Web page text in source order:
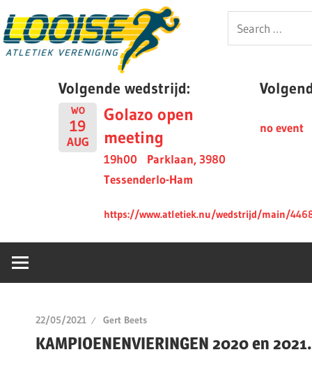
to
content
Looise
Search
for:
Volgende wedstrijd:
WO
19
AUG
Golazo open
meeting
19h00
Parklaan, 3980
Tessenderlo-Ham
https://www.atletiek.nu/wedstrijd/main/
no event
22/05/2021 Gert Beets
KAMPIOENENVIERINGEN 2020 en 2021.